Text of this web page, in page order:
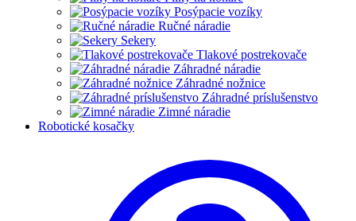
Posýpacie vozíky
Ručné náradie
Sekery
Tlakové postrekovače
Záhradné náradie
Záhradné nožnice
Záhradné príslušenstvo
Zimné náradie
Robotické kosačky